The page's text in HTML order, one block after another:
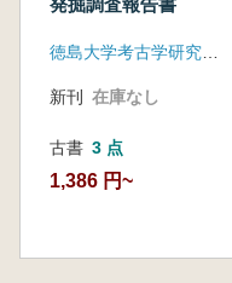
新刊 在庫なし
古書 3 点
1,386 円~